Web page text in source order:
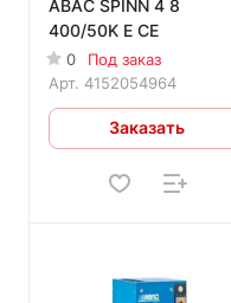
ABAC SPINN 4 8
400/50K E CE
0
Под заказ
Арт. 4152054964
Заказать